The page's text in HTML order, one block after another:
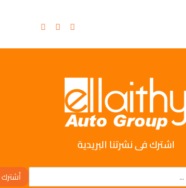
اشترك فى نشرتنا البريدية
أشترك